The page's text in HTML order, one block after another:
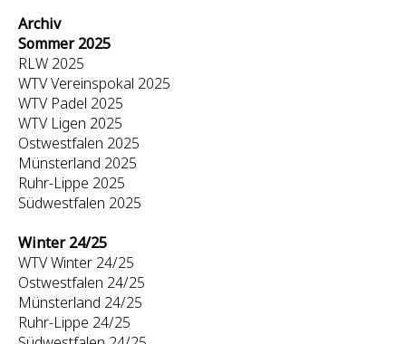
Archiv
Sommer 2025
RLW 2025
WTV Vereinspokal 2025
WTV Padel 2025
WTV Ligen 2025
Ostwestfalen 2025
Münsterland 2025
Ruhr-Lippe 2025
Südwestfalen 2025
Winter 24/25
WTV Winter 24/25
Ostwestfalen 24/25
Münsterland 24/25
Ruhr-Lippe 24/25